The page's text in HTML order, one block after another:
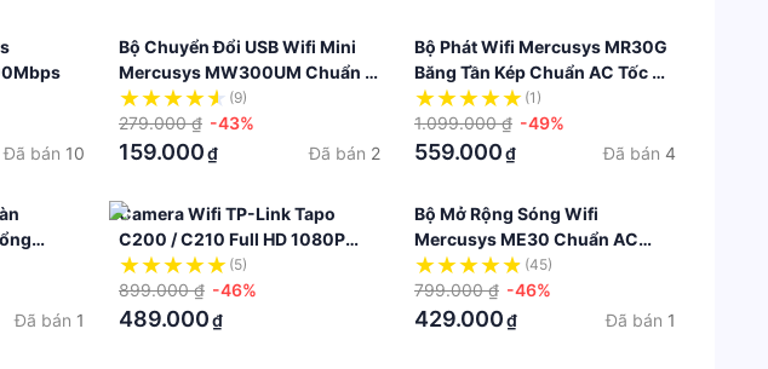
Đã bán 10
Bộ Chuyển Đổi USB Wifi Mini
Mercusys MW300UM Chuẩn N
300Mbps
(9)
279.000 ₫ -43%
159.000₫ Đã bán 2
Bộ Phát Wifi Mercusys MR30G
Băng Tần Kép Chuẩn AC Tốc Độ
1200Mbps Cổng LAN Gigabit
(1)
1.099.000 ₫ -49%
559.000₫ Đã bán 4
Đã bán 1
Camera Wifi TP-Link Tapo
C200 / C210 Full HD 1080P
360 Độ Giám Sát An Ninh
(5)
899.000 ₫ -46%
489.000₫
Bộ Mở Rộng Sóng Wifi
Mercusys ME30 Chuẩn AC
1200Mbps
(45)
799.000 ₫ -46%
429.000₫ Đã bán 1